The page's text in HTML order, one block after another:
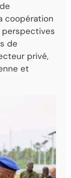
coopération
perspectives
de
privé,
et